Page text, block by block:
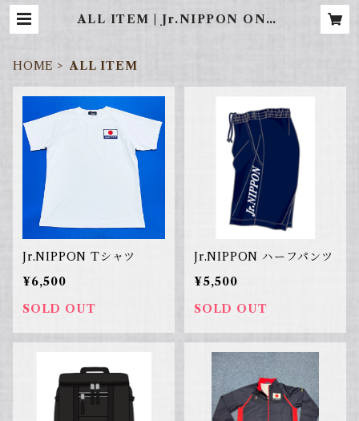
ALL ITEM | Jr.NIPPON ONLI
HOME ALL ITEM
Jr.NIPPON Tシャツ
¥6,500
SOLD OUT
Jr.NIPPON ハーフパンツ
¥5,500
SOLD OUT